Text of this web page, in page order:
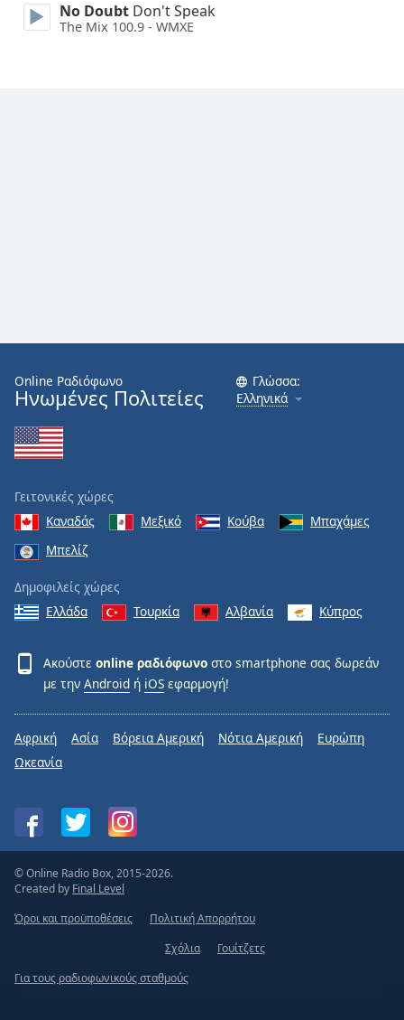
No Doubt Don't Speak
The Mix 100.9 - WMXE
Online Ραδιόφωνο
Ηνωμένες Πολιτείες
Γλώσσα:
Ελληνικά
Γειτονικές χώρες
Καναδάς
Μεξικό Κούβα
Μπαχάμες
Μπελίζ
Δημοφιλείς χώρες
Ελλάδα
Τουρκία Αλβανία Κύπρος
Ακούστε online ραδιόφωνο στο smartphone σας δωρεάν
με την Android ή iOS εφαρμογή!
Αφρική Ασία Βόρεια Αμερική Νότια Αμερική
Ευρώπη
Ωκεανία
© Online Radio Box, 2015-2026.
Created by Final Level
Όροι και προϋποθέσεις
Πολιτική Απορρήτου
Σχόλια
Γουίτζετς
Για τους ραδιοφωνικούς σταθμούς